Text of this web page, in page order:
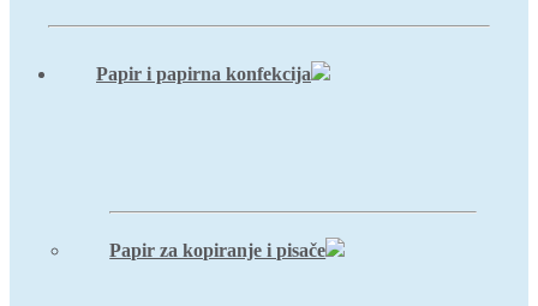
Papir i papirna konfekcija
Papir za kopiranje i pisače